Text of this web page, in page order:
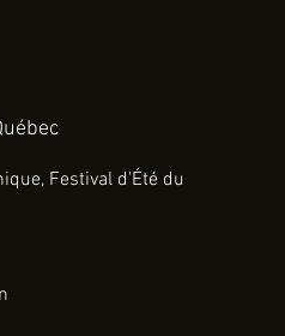
Festival d'Été du